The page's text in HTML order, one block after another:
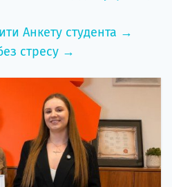
Анкету студента →
стресу →